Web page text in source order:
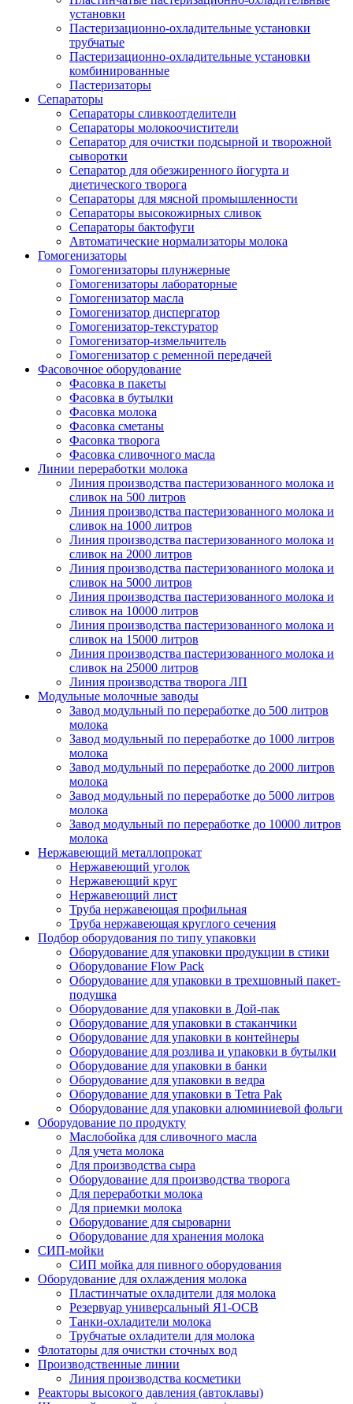
установки
Пастеризационно-охладительные установки
трубчатые
Пастеризационно-охладительные установки
комбинированные
Пастеризаторы
Сепараторы
Сепараторы сливкоотделители
Сепараторы молокоочистители
Сепаратор для очистки подсырной и творожной
сыворотки
Сепаратор для обезжиренного йогурта и
диетического творога
Сепараторы для мясной промышленности
Сепараторы высокожирных сливок
Сепараторы бактофуги
Автоматические нормализаторы молока
Гомогенизаторы
Гомогенизаторы плунжерные
Гомогенизаторы лабораторные
Гомогенизатор масла
Гомогенизатор диспергатор
Гомогенизатор-текстуратор
Гомогенизатор-измельчитель
Гомогенизатор с ременной передачей
Фасовочное оборудование
Фасовка в пакеты
Фасовка в бутылки
Фасовка молока
Фасовка сметаны
Фасовка творога
Фасовка сливочного масла
Линии переработки молока
Линия производства пастеризованного молока и
сливок на 500 литров
Линия производства пастеризованного молока и
сливок на 1000 литров
Линия производства пастеризованного молока и
сливок на 2000 литров
Линия производства пастеризованного молока и
сливок на 5000 литров
Линия производства пастеризованного молока и
сливок на 10000 литров
Линия производства пастеризованного молока и
сливок на 15000 литров
Линия производства пастеризованного молока и
сливок на 25000 литров
Линия производства творога ЛП
Модульные молочные заводы
Завод модульный по переработке до 500 литров
молока
Завод модульный по переработке до 1000 литров
молока
Завод модульный по переработке до 2000 литров
молока
Завод модульный по переработке до 5000 литров
молока
Завод модульный по переработке до 10000 литров
молока
Нержавеющий металлопрокат
Нержавеющий уголок
Нержавеющий круг
Нержавеющий лист
Труба нержавеющая профильная
Труба нержавеющая круглого сечения
Подбор оборудования по типу упаковки
Оборудование для упаковки продукции в стики
Оборудование Flow Pack
Оборудование для упаковки в трехшовный пакет-
подушка
Оборудование для упаковки в Дой-пак
Оборудование для упаковки в стаканчики
Оборудование для упаковки в контейнеры
Оборудование для розлива и упаковки в бутылки
Оборудование для упаковки в банки
Оборудование для упаковки в ведра
Оборудование для упаковки в Tetra Pak
Оборудование для упаковки алюминиевой фольги
Оборудование по продукту
Маслобойка для сливочного масла
Для учета молока
Для производства сыра
Оборудование для производства творога
Для переработки молока
Для приемки молока
Оборудование для сыроварни
Оборудование для хранения молока
СИП-мойки
СИП мойка для пивного оборудования
Оборудование для охлаждения молока
Пластинчатые охладители для молока
Резервуар универсальный Я1-ОСВ
Танки-охладители молока
Трубчатые охладители для молока
Флотаторы для очистки сточных вод
Производственные линии
Линия производства косметики
Реакторы высокого давления (автоклавы)